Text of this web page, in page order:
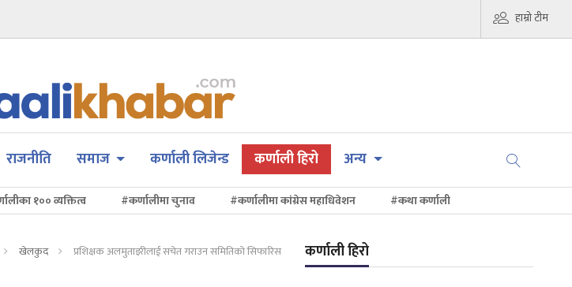
हाम्रो टीम
राजनीति समाज कर्णाली लिजेन्ड कर्णाली हिरो अन्य
१०० व्यक्तित्व #कर्णालीमा चुनाव #कर्णालीमा कांग्रेस महाधिवेशन #कथा कर्णाली
खेलकुद प्रशिक्षक अलमुताइरीलाई सचेत गराउन समितिको सिफारिस कर्णाली हिरो